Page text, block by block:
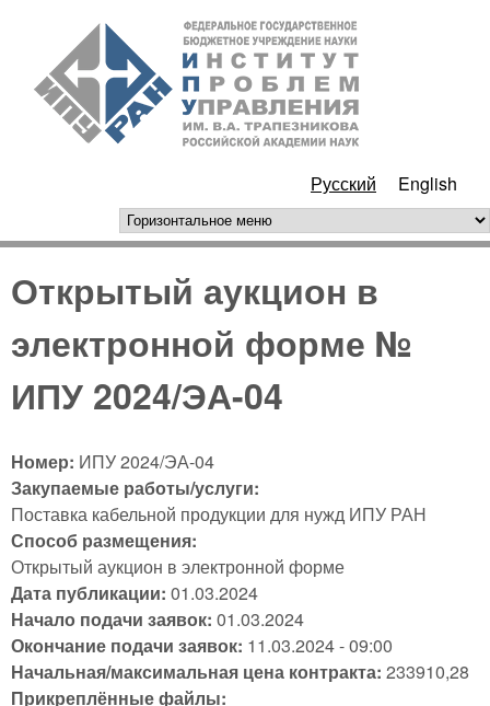
Перейти к основному
содержанию
РАН
Русский English
горизонтальное меню
Открытый аукцион в
электронной форме №
ИПУ 2024/ЭА-04
Номер: ИПУ 2024/ЭА-04
Закупаемые работы/услуги:
Поставка кабельной продукции для нужд ИПУ РАН
Способ размещения:
Открытый аукцион в электронной форме
Дата публикации: 01.03.2024
Начало подачи заявок: 01.03.2024
Окончание подачи заявок: 11.03.2024 - 09:00
Начальная/максимальная цена контракта: 233910,28
Прикреплённые файлы: